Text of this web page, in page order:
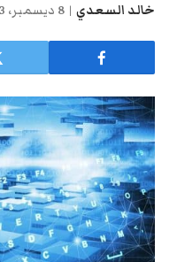
خالد السعدي 8 ديسمبر، 2023